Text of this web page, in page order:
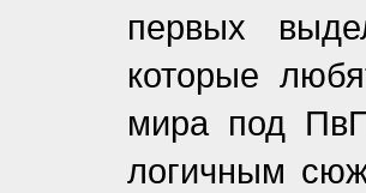
первых
которые
мира под
логичным